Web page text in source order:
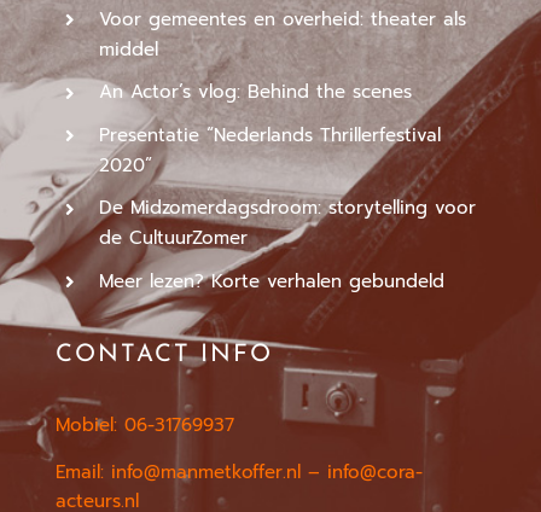
Voor gemeentes en overheid: theater als
middel
An Actor’s vlog: Behind the scenes
Presentatie “Nederlands Thrillerfestival
2020”
De Midzomerdagsdroom: storytelling voor
de CultuurZomer
Meer lezen? Korte verhalen gebundeld
CONTACT INFO
Mobiel: 06-31769937
Email: info@manmetkoffer.nl– info@cora-
acteurs.nl